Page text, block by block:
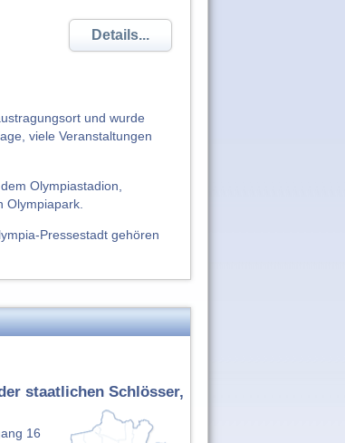
Details...
und wurde
viele Veranstaltungen
Olympiastadion,
Olympiapark.
Pressestadt gehören
staatlichen Schlösser,
16